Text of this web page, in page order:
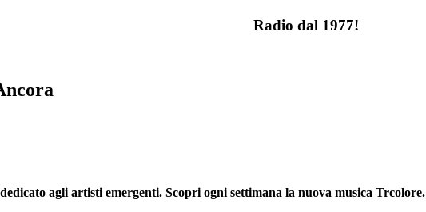
Radio dal 1977!
agli artisti emergenti. Scopri ogni settimana la nuova musica Trcolore.